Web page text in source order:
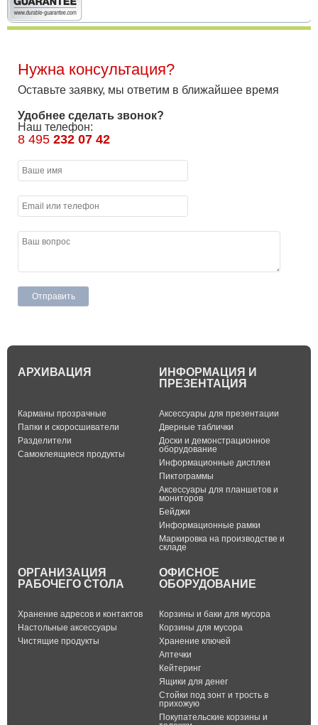
Нужна консультация?
Оставьте заявку, мы ответим в ближайшее время
Удобнее сделать звонок?
Наш телефон:
8 495 232 07 42
АРХИВАЦИЯ
Карманы прозрачные
Папки и скоросшиватели
Разделители
Самоклеящиеся продукты
ИНФОРМАЦИЯ И
ПРЕЗЕНТАЦИЯ
Аксессуары для презентации
Дверные таблички
Доски и демонстрационное
оборудование
Информационные дисплеи
Пиктограммы
Аксессуары для планшетов и
мониторов
Бейджи
Информационные рамки
Маркировка на производстве и
складе
ОРГАНИЗАЦИЯ
РАБОЧЕГО СТОЛА
Хранение адресов и контактов
Настольные аксессуары
Чистящие продукты
ОФИСНОЕ
ОБОРУДОВАНИЕ
Корзины и баки для мусора
Корзины для мусора
Хранение ключей
Аптечки
Кейтеринг
Ящики для денег
Стойки под зонт и трость в
прихожую
Покупательские корзины и